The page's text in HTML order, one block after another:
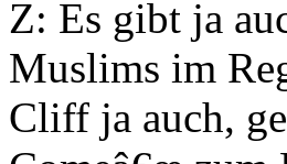
Z: Es gibt ja
Muslims im
Cliff ja auch,